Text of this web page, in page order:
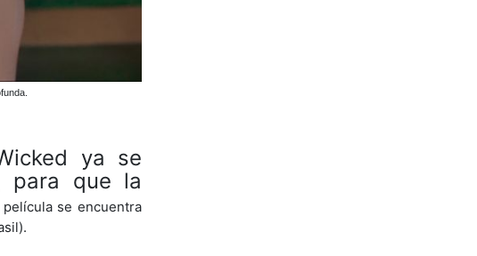
ya se
para que la
película se encuentra